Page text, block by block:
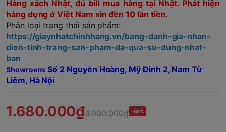
Hàng xách Nhật, đủ bill mua hàng tại Nhật. Phát hiện
hàng dựng ở Việt Nam xin đền 10 lần tiền.
Phân loại trạng thái sản phẩm:
https://giaynhatchinhhang.vn/bang-danh-gia-nhan-
dien-tinh-trang-san-pham-da-qua-su-dung-nhat-
ban
Showroom:Số 2 Nguyễn Hoàng, Mỹ Đình 2, Nam Từ
Liêm, Hà Nội
1.680.000₫4.900.000₫ -66%